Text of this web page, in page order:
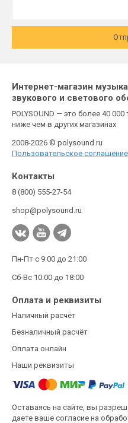
Интернет-магазин
звукового и светового
POLYSOUND — это более 40
ниже чем в других магазинах
2008-2026 © polysound.ru
Пользовательское соглашение
Контакты
8 (800) 555-27-54
shop@polysound.ru
Пн-Пт с 9:00 до 21:00
Сб-Вс 10:00 до 18:00
Оплата и реквизиты
Наличный расчёт
Безналичный расчёт
Оплата онлайн
Наши реквизиты
Оставаясь на сайте, вы
даете ваше согласие на